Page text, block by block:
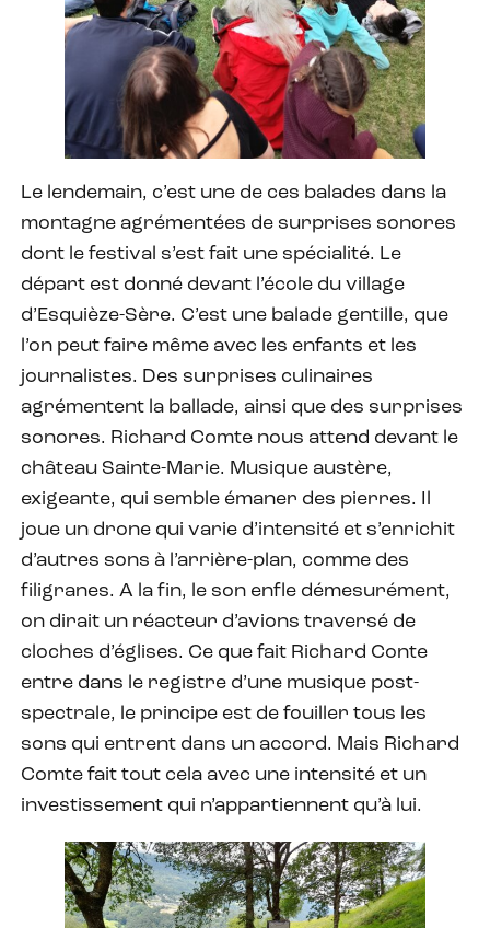
Le lendemain, c’est une de ces balades dans la
montagne agrémentées de surprises sonores
dont le festival s’est fait une spécialité. Le
départ est donné devant l’école du village
d’Esquièze-Sère. C’est une balade gentille, que
l’on peut faire même avec les enfants et les
journalistes. Des surprises culinaires
agrémentent la ballade, ainsi que des surprises
sonores. Richard Comte nous attend devant le
château Sainte-Marie. Musique austère,
exigeante, qui semble émaner des pierres. Il
joue un drone qui varie d’intensité et s’enrichit
d’autres sons à l’arrière-plan, comme des
filigranes. A la fin, le son enfle démesurément,
on dirait un réacteur d’avions traversé de
cloches d’églises. Ce que fait Richard Conte
entre dans le registre d’une musique post-
spectrale, le principe est de fouiller tous les
sons qui entrent dans un accord. Mais Richard
Comte fait tout cela avec une intensité et un
investissement qui n’appartiennent qu’à lui.